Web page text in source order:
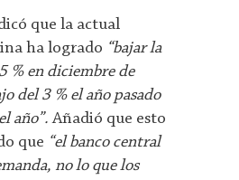
que la actual
ha logrado “bajar la
% en diciembre de
del 3 % el año pasado
año”. Añadió que esto
que “el banco central
no lo que los